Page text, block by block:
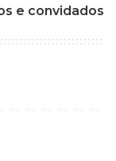
e convidados